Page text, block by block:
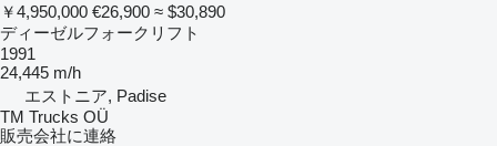
￥4,950,000 €26,900 ≈ $30,890
ディーゼルフォークリフト
1991
24,445 m/h
エストニア, Padise
TM Trucks OÜ
販売会社に連絡